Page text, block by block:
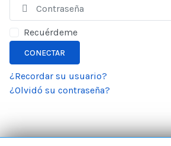
Recuérdeme
CONECTAR
¿Recordar su usuario?
¿Olvidó su contraseña?